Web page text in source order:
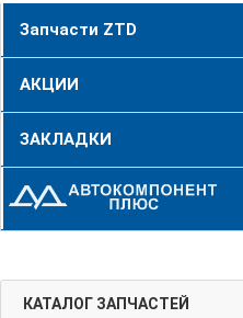
Запчасти ZTD
АКЦИИ
ЗАКЛАДКИ
КАТАЛОГ ЗАПЧАСТЕЙ